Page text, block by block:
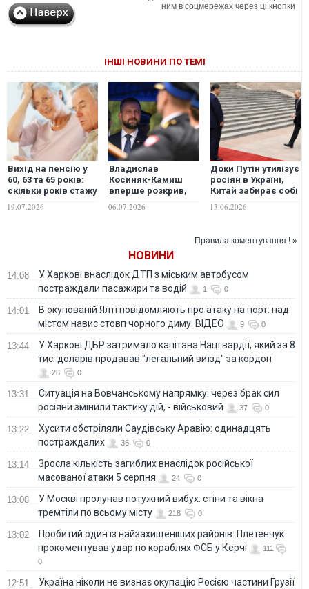
ним в соцмережах через ці кнопки
ІНШІ НОВИНИ ПО ТЕМІ
Вихід на пенсію у
60, 63 та 65 років:
скільки років стажу
українцям у 2026–
19.07.2026
Владислав
Косиняк-Камиш
вперше розкрив,
витратила на
06.07.2026
Доки Путін утилізує
росіян в Україні,
Китай забирає собі
бою, - The Hill
13.06.2026
Правила коментування ! »
НОВИНИ
14:08
У Харкові внаслідок ДТП з міським автобусом
постраждали пасажири та водій
1 0
14:01
В окупованій Ялті повідомляють про атаку на порт: над
містом навис стовп чорного диму. ВІДЕО
9 0
13:44
У Харкові ДБР затримало капітана Нацгвардії, який за 8
тис. доларів продавав "легальний виїзд" за кордон
26 0
13:31
Ситуація на Вовчанському напрямку: через брак сил
росіяни змінили тактику дій, - військовий
37 0
13:22
Хусити обстріляли Саудівську Аравію: одинадцять
постраждалих
36 0
13:14
Зросла кількість загиблих внаслідок російської
масованої атаки 5 серпня
24 0
13:08
У Москві пролунав потужний вибух: стіни та вікна
тремтіли по всьому місту
218 0
13:02
Пробитий один із найзахищеніших районів: Плетенчук
прокоментував удар по кораблях ФСБ у Керчі
111
0
12:51
Україна ніколи не визнає окупацію Росією частини Грузії